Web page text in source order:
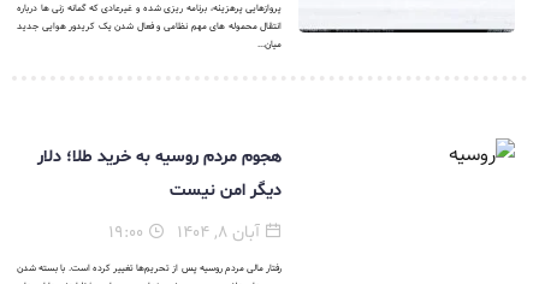
پروازهایی پرهزینه، برنامه ریزی شده و غیرعادی که گمانه زنی ها درباره
انتقال محموله های مهم نظامی و فعال شدن یک کریدور هوایی جدید
میان...
هجوم مردم روسیه به خرید طلا؛ دلار
دیگر امن نیست
آبان ۸, ۱۴۰۴
رفتار مالی مردم روسیه پس از تحریم‌ها تغییر کرده است. با بسته شدن